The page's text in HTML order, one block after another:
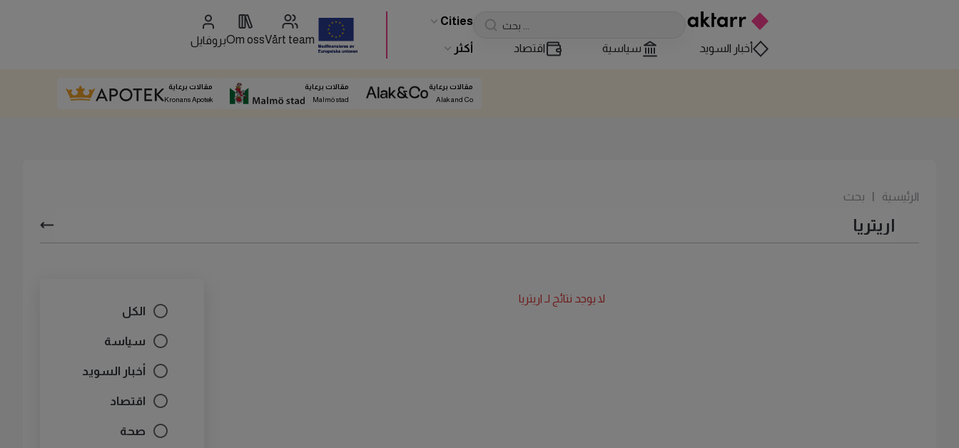
Cities
أخبار السويد سياسية اقتصاد أكثر
Vårt team
Om ossبروفايل
مقالات برعاية
Alak and Co
مقالات برعاية
Malmö stad
مقالات برعاية
Kronans Apotek
الرئيسية | بحث
الكل
سياسة
أخبار السويد
اقتصاد
صحة
لا يوجد نتائج لـ اريتريا